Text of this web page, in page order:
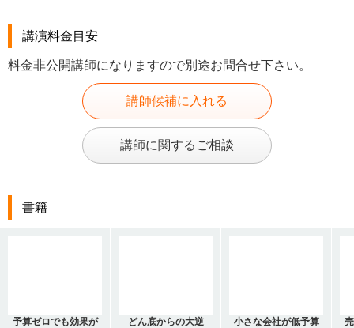
講演料金目安
料金非公開講師になりますので別途お問合せ下さい。
講師候補に入れる
講師に関するご相談
書籍
予算ゼロでも効果が
どん底からの大逆
小さな会社が低予算